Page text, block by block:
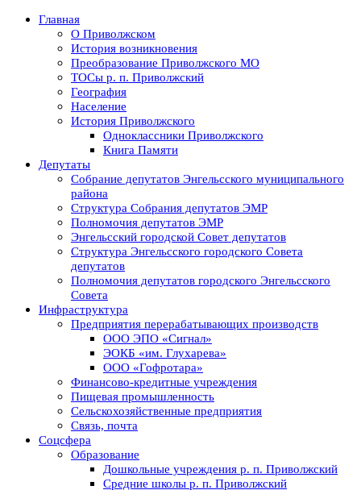
Главная
О Приволжском
История возникновения
Преобразование Приволжского МО
ТОСы р. п. Приволжский
География
Население
История Приволжского
Одноклассники Приволжского
Книга Памяти
Депутаты
Собрание депутатов Энгельсского муниципального
района
Структура Собрания депутатов ЭМР
Полномочия депутатов ЭМР
Энгельсский городской Совет депутатов
Структура Энгельсского городского Совета
депутатов
Полномочия депутатов городского Энгельсского
Совета
Инфраструктура
Предприятия перерабатывающих производств
ООО ЭПО «Сигнал»
ЭОКБ «им. Глухарева»
ООО «Гофротара»
Финансово-кредитные учреждения
Пищевая промышленность
Сельскохозяйственные предприятия
Связь, почта
Соцсфера
Образование
Дошкольные учреждения р. п. Приволжский
Средние школы р. п. Приволжский